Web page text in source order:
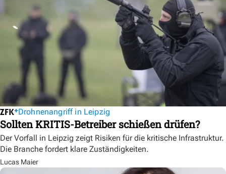
Drohnenangriff in Leipzig
Sollten KRITIS-Betreiber schießen drüfen?
Der Vorfall in Leipzig zeigt Risiken für die kritische Infrastruktur.
Die Branche fordert klare Zuständigkeiten.
Lucas Maier